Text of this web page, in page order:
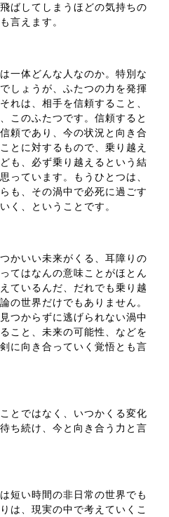
ばしてしまうほどの気持ちの
言えます。
一体どんな人なのか。特別な
しょうが、ふたつの力を発揮
れは、相手を信頼すること、
このふたつです。信頼すると
頼であり、今の状況と向き合
とに対するもので、乗り越え
も、必ず乗り越えるという結
っています。もうひとつは、
も、その渦中で必死に過ごす
く、ということです。
かいい未来がくる、耳障りの
てはなんの意味ことがほとん
ているんだ、だれでも乗り越
の世界だけでもありません。
つからずに逃げられない渦中
こと、未来の可能性、などを
に向き合っていく覚悟とも言
とではなく、いつかくる変化
ち続け、今と向き合う力と言
短い時間の非日常の世界でも
は、現実の中で考えていくこ